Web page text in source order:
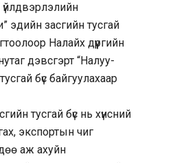
үйлдвэрлэлийн
эдийн засгийн тусгай
Налайх дүүргийн
дэвсгэрт “Налуу-
бүс байгуулахаар
тусгай бүс нь хүнсний
экспортын чиг
аж ахуйн